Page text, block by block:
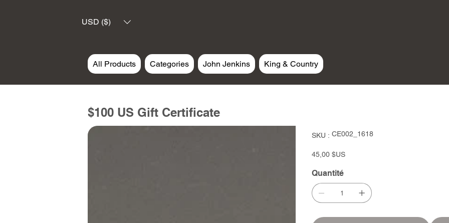
USD ($)
All Products Categories John Jenkins King & Country
$100 US Gift Certificate
SKU : SKU
CE002_1618
CE002_1618
Prix
45,00 $US
Quantité